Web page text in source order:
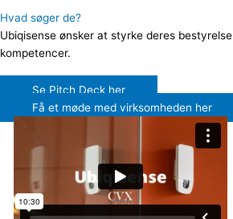
Hvad søger de?
Ubiqisense ønsker at styrke deres
kompetencer.
Se Pitch Deck her
Få et møde med virksomheden her